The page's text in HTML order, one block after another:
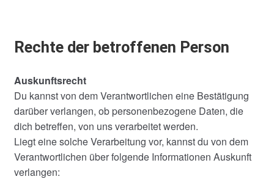
Rechte der betroffenen Person
Auskunftsrecht
Du kannst von dem Verantwortlichen eine Bestätigung
darüber verlangen, ob personenbezogene Daten, die
dich betreffen, von uns verarbeitet werden.
Liegt eine solche Verarbeitung vor, kannst du von dem
Verantwortlichen über folgende Informationen Auskunft
verlangen: